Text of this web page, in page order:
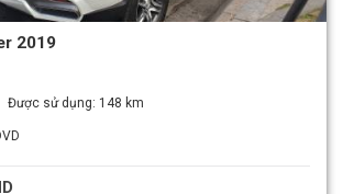
2019
Được sử dụng: 148 km